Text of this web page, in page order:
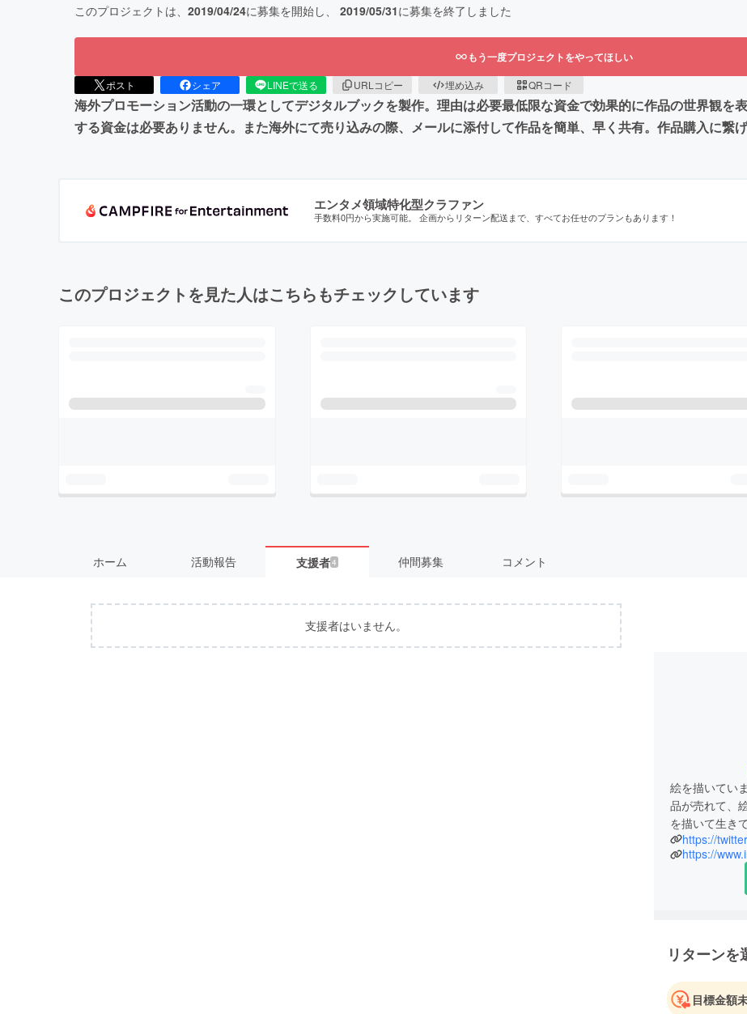
このプロジェクトは、 2019/04/24に募集を開始し、 2019/05/31に募集を終了しました
もう一度プロジェクトをやってほしい
ポスト シェア LINEで送る URLコピー 埋め込み QRコード
海外プロモーション活動の一環としてデジタルブックを製作。理由は必要最低限な資金で効果的に作品の世界観を
する資金は必要ありません。また海外にて売り込みの際、メールに添付して作品を簡単、早く共有。作品購入に繋げ
エンタメ領域特化型クラファン
手数料0円から実施可能。 企画からリターン配送まで、すべてお任せのプランもあります！
このプロジェクトを見た人はこちらもチェックしています
ホーム 活動報告 支援者4 仲間募集 コメント
支援者はいません。
絵を描いてい
品が売れて、
を描いて生き
https://
https://
リターンを
目標金額